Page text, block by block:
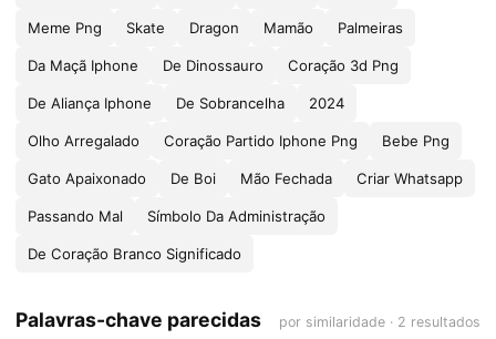
Meme Png Skate Dragon Mamão Palmeiras
Da Maçã Iphone De Dinossauro Coração 3d Png
De Aliança Iphone De Sobrancelha 2024
Olho Arregalado Coração Partido Iphone Png Bebe Png
Gato Apaixonado De Boi Mão Fechada Criar Whatsapp
Passando Mal Símbolo Da Administração
De Coração Branco Significado
Palavras-chave parecidas por similaridade · 2 resultados